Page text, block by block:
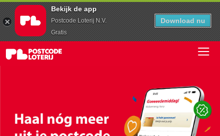
Bekijk de app
Postcode Loterij N.V.
Gratis
Download nu